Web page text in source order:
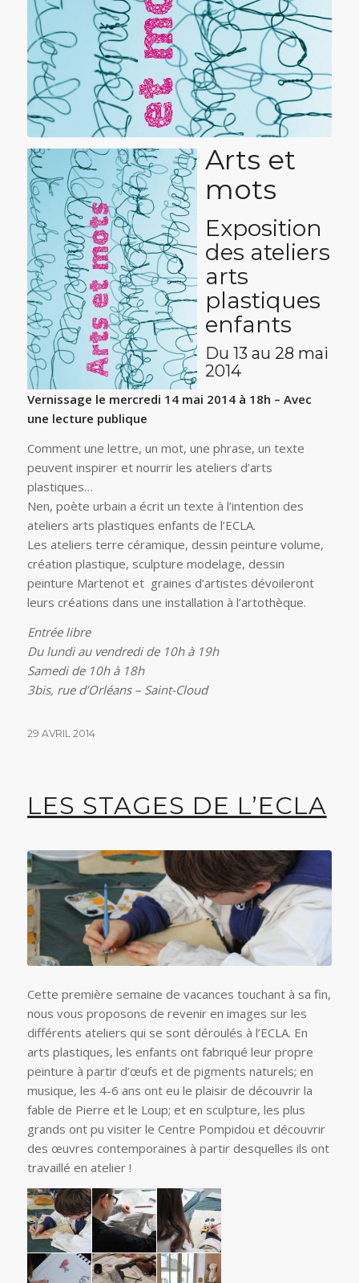
Arts et
mots
Exposition
des ateliers
arts
plastiques
enfants
Du 13 au 28 mai
2014
Vernissage le mercredi 14 mai 2014 à 18h – Avec
une lecture publique
Comment une lettre, un mot, une phrase, un texte
peuvent inspirer et nourrir les ateliers d’arts
plastiques…
Nen, poète urbain a écrit un texte à l’intention des
ateliers arts plastiques enfants de l’ECLA.
Les ateliers terre céramique, dessin peinture volume,
création plastique, sculpture modelage, dessin
peinture Martenot et graines d’artistes dévoileront
leurs créations dans une installation à l’artothèque.
Entrée libre
Du lundi au vendredi de 10h à 19h
Samedi de 10h à 18h
3bis, rue d’Orléans – Saint-Cloud
29 AVRIL 2014
LES STAGES DE L’ECLA
Cette première semaine de vacances touchant à sa fin,
nous vous proposons de revenir en images sur les
différents ateliers qui se sont déroulés à l’ECLA. En
arts plastiques, les enfants ont fabriqué leur propre
peinture à partir d’œufs et de pigments naturels; en
musique, les 4-6 ans ont eu le plaisir de découvrir la
fable de Pierre et le Loup; et en sculpture, les plus
grands ont pu visiter le Centre Pompidou et découvrir
des œuvres contemporaines à partir desquelles ils ont
travaillé en atelier !